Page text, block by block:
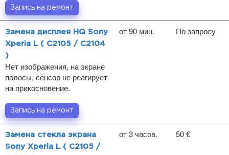
Запись на ремонт
Замена дисплея HQ Sony
Xperia L ( C2105 / C2104
)
Нет изображения, на экране
полосы, сенсор не реагирует
на прикосновение.
от 90 мин. По запросу
Запись на ремонт
Замена стекла экрана
Sony Xperia L ( C2105 /
от 3 часов. 50 €